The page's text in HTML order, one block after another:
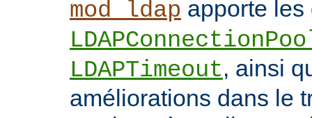
mod_ldap apporte les
LDAPTimeout, ainsi
améliorations dans le